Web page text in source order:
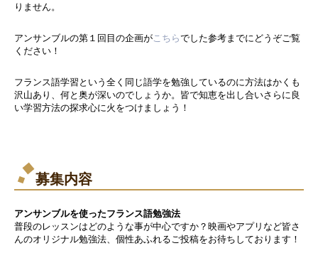
りません。
アンサンブルの第１回目の企画が こちらでした参考までにどうぞご覧
ください！
フランス語学習という全く同じ語学を勉強しているのに方法はかくも
沢山あり、何と奥が深いのでしょうか。皆で知恵を出し合いさらに良
い学習方法の探求心に火をつけましょう！
募集内容
アンサンブルを使ったフランス語勉強法
普段のレッスンはどのような事が中心ですか？映画やアプリなど皆さ
んのオリジナル勉強法、個性あふれるご投稿をお待ちしております！